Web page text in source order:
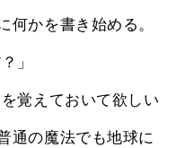
何かを書き始める。
」
通の魔法でも地球に